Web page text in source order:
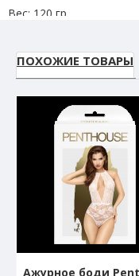
Вес: 120 гр.
ПОХОЖИЕ ТОВАРЫ